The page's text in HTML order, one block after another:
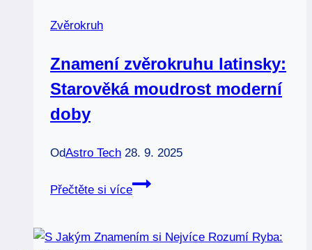
Zvěrokruh
Znamení zvěrokruhu latinsky:
Starověká moudrost moderní
doby
OdAstro Tech 28. 9. 2025
Přečtěte si více
Znamení
Starověká